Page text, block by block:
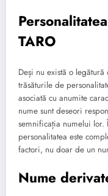
TARO
Deși nu există o
trăsăturile de
asociată cu anumite
nume sunt deseori
semnificația numelui lor.
personalitatea este
factori, nu doar de un
Nume